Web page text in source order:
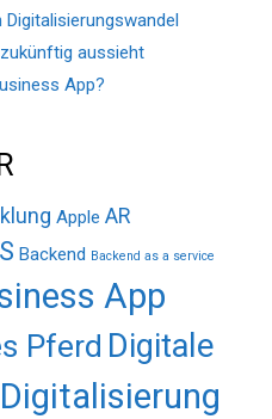
aussieht
App?
Apple AR
Backend Backend as a service
App
Pferd Digitale
Digitalisierung